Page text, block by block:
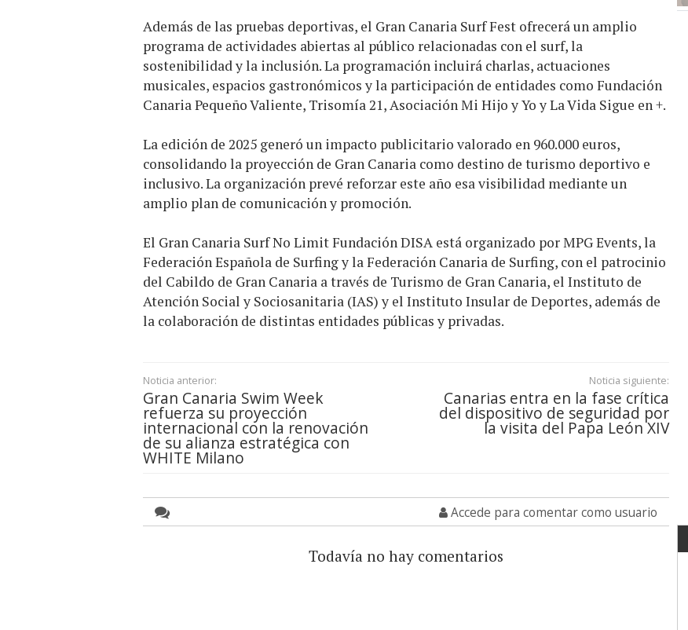
Además de las pruebas deportivas, el Gran Canaria Surf Fest ofrecerá un amplio
programa de actividades abiertas al público relacionadas con el surf, la
sostenibilidad y la inclusión. La programación incluirá charlas, actuaciones
musicales, espacios gastronómicos y la participación de entidades como Fundación
Canaria Pequeño Valiente, Trisomía 21, Asociación Mi Hijo y Yo y La Vida Sigue en +.
La edición de 2025 generó un impacto publicitario valorado en 960.000 euros,
consolidando la proyección de Gran Canaria como destino de turismo deportivo e
inclusivo. La organización prevé reforzar este año esa visibilidad mediante un
amplio plan de comunicación y promoción.
El Gran Canaria Surf No Limit Fundación DISA está organizado por MPG Events, la
Federación Española de Surfing y la Federación Canaria de Surfing, con el patrocinio
del Cabildo de Gran Canaria a través de Turismo de Gran Canaria, el Instituto de
Atención Social y Sociosanitaria (IAS) y el Instituto Insular de Deportes, además de
la colaboración de distintas entidades públicas y privadas.
Noticia anterior:
Gran Canaria Swim Week
refuerza su proyección
internacional con la renovación
de su alianza estratégica con
WHITE Milano
Noticia siguiente:
Canarias entra en la fase crítica
del dispositivo de seguridad por
la visita del Papa León XIV
Accede para comentar como usuario
Todavía no hay comentarios